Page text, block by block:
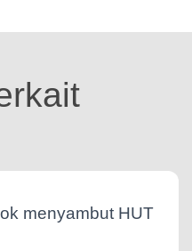
menyambut HUT